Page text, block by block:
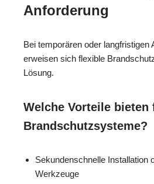
Anforderung
Bei temporären oder langfristigen
erweisen sich flexible
Lösung.
Welche Vorteile bieten
Brandschutzsysteme?
Sekundenschnelle Installation
Werkzeuge